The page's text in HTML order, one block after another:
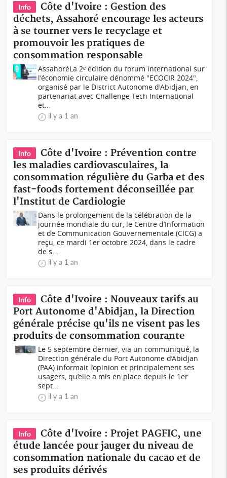
Info
Côte d'Ivoire : Gestion des
déchets, Assahoré encourage les acteurs
à se tourner vers le recyclage et
promouvoir les pratiques de
consommation responsable
AssahoréLa 2ᵉ édition du forum international sur
l'économie circulaire dénommé "ECOCIR 2024",
organisé par le District Autonome d'Abidjan, en
partenariat avec Challenge Tech International
et...
il y a 1 an
Info
Côte d'Ivoire : Prévention contre
les maladies cardiovasculaires, la
consommation régulière du Garba et des
fast-foods fortement déconseillée par
l'Institut de Cardiologie
Dans le prolongement de la célébration de la
journée mondiale du cur, le Centre d’Information
et de Communication Gouvernementale (CICG) a
reçu, ce mardi 1er octobre 2024, dans le cadre
de s...
il y a 1 an
Info
Côte d'Ivoire : Nouveaux tarifs au
Port Autonome d'Abidjan, la Direction
générale précise qu'ils ne visent pas les
produits de consommation courante
Le 5 septembre dernier, via un communiqué, la
Direction générale du Port Autonome d’Abidjan
(PAA) informait l’opinion et principalement ses
usagers, qu’elle a mis en place depuis le 1er
sept...
il y a 1 an
Info
Côte d'Ivoire : Projet PAGFIC, une
étude lancée pour jauger du niveau de
consommation nationale du cacao et de
ses produits dérivés